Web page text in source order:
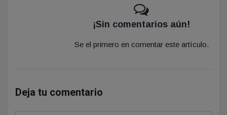
¡Sin comentarios aún!
Se el primero en comentar este artículo.
Deja tu comentario